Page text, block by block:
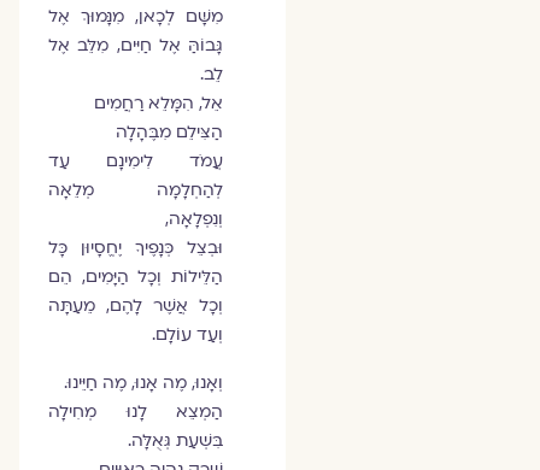
מִשָּׁם לְכָאן, מִנָּמוּךְ אֶל
גָּבוֹהַּ אֶל חַיִּים, מִלֵּב אֶל
לֵב.
אֵל, הִמָּלֵא רַחֲמִים
הַצִּילֵם מִבֶּהָלָה
עֲמֹד לִימִינָם עַד
לְהַחְלָמָה מְלֵאָה
וְנִפְלָאָה,
וּבְצֵל כְּנָפֶיךָ יֶחֱסָיוּן כָּל
הַלֵּילוֹת וְכָל הַיָּמִים, הֵם
וְכָל אֲשֶׁר לָהֶם, מֵעַתָּה
וְעַד עוֹלָם.
וְאָנוּ, מֶה אָנוּ, מֶה חַיֵּינוּ.
הַמְצֵא לָנוּ מְחִילָה
בִּשְׁעַת גְּאֻלָּה.